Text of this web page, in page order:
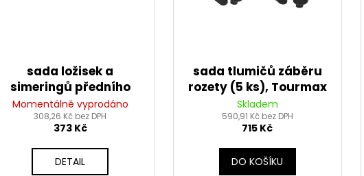
sada ložisek a
simeringů předního
kola, Tourmax
Momentálně vyprodáno
308,26 Kč bez DPH
373 Kč
DETAIL
sada tlumičů záběru
rozety (5 ks), Tourmax
Skladem
590,91 Kč bez DPH
715 Kč
DO KOŠÍKU